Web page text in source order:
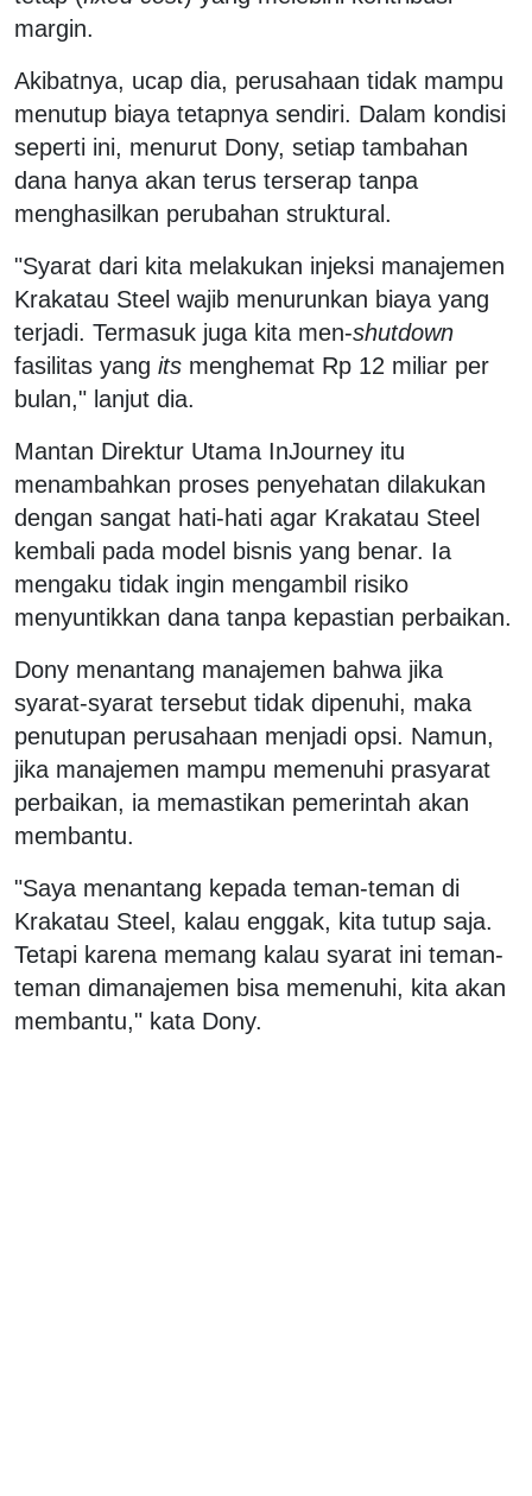
margin.
Akibatnya, ucap dia, perusahaan tidak mampu
menutup biaya tetapnya sendiri. Dalam kondisi
seperti ini, menurut Dony, setiap tambahan
dana hanya akan terus terserap tanpa
menghasilkan perubahan struktural.
"Syarat dari kita melakukan injeksi manajemen
Krakatau Steel wajib menurunkan biaya yang
terjadi. Termasuk juga kita men-shutdown
fasilitas yang its menghemat Rp 12 miliar per
bulan," lanjut dia.
Mantan Direktur Utama InJourney itu
menambahkan proses penyehatan dilakukan
dengan sangat hati-hati agar Krakatau Steel
kembali pada model bisnis yang benar. Ia
mengaku tidak ingin mengambil risiko
menyuntikkan dana tanpa kepastian perbaikan.
Dony menantang manajemen bahwa jika
syarat-syarat tersebut tidak dipenuhi, maka
penutupan perusahaan menjadi opsi. Namun,
jika manajemen mampu memenuhi prasyarat
perbaikan, ia memastikan pemerintah akan
membantu.
"Saya menantang kepada teman-teman di
Krakatau Steel, kalau enggak, kita tutup saja.
Tetapi karena memang kalau syarat ini teman-
teman dimanajemen bisa memenuhi, kita akan
membantu," kata Dony.